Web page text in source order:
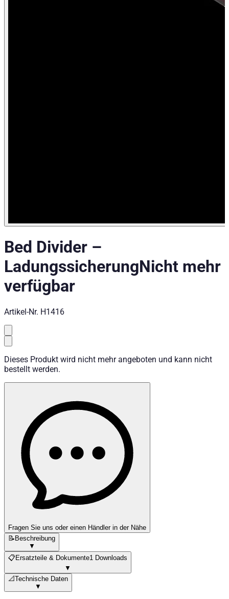
Bed Divider –
LadungssicherungNicht mehr
verfügbar
Artikel-Nr. H1416
Dieses Produkt wird nicht mehr angeboten und kann nicht
bestellt werden.
Fragen Sie uns oder einen Händler in der Nähe
📝Beschreibung
▼
📋Ersatzteile & Dokumente1 Downloads
▼
📐Technische Daten
▼